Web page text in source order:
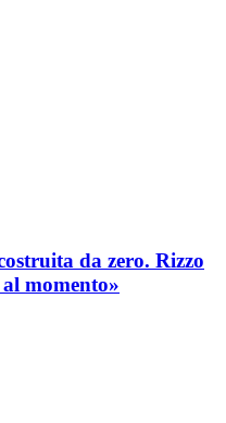
da zero. Rizzo
momento»